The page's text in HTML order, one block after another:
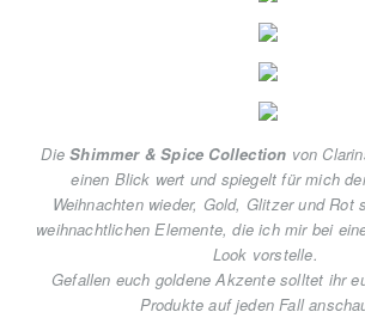
DieShimmer & Spice Collection von
einen Blick wert und spiegelt für mich
Weihnachten wieder, Gold, Glitzer und Rot
weihnachtlichen Elemente, die ich mir bei
Look vorstelle.
Gefallen euch goldene Akzente solltet ihr
Produkte auf jeden Fall